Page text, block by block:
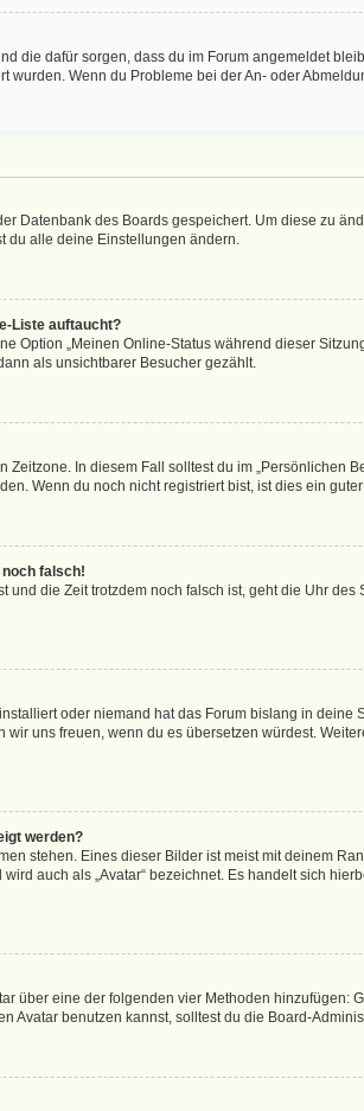
die dafür sorgen, dass du im Forum angemeldet
wurden. Wenn du Probleme bei der An- oder
Datenbank des Boards gespeichert. Um diese zu
du alle deine Einstellungen ändern.
Liste auftaucht?
Option „Meinen Online-Status während dieser
als unsichtbarer Besucher gezählt.
In diesem Fall solltest du im „Persönlichen
Wenn du noch nicht registriert bist, ist dies ein guter
falsch!
die Zeit trotzdem noch falsch ist, geht die Uhr
oder niemand hat das Forum bislang in
uns freuen, wenn du es übersetzen würdest.
werden?
stehen. Eines dieser Bilder ist meist mit deinem
auch als „Avatar“ bezeichnet. Es handelt sich
über eine der folgenden vier Methoden
Avatar benutzen kannst, solltest du die Board-